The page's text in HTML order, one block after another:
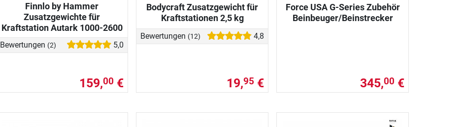
Finnlo by Hammer
Zusatzgewichte für
Kraftstation Autark 1000-2600
Bewertungen (2) 5,0
159,00 €
Bodycraft Zusatzgewicht für
Kraftstationen 2,5 kg
Bewertungen (12) 4,8
19,95 €
Force USA G-Series Zubehör
Beinbeuger/Beinstrecker
345,00 €